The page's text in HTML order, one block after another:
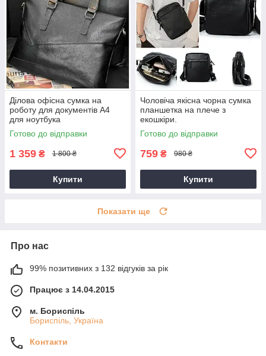
Ділова офісна сумка на
роботу для документів А4
для ноутбука
Готово до відправки
1 359 ₴ 1 800 ₴
Купити
Чоловіча якісна чорна сумка
планшетка на плече з
екошкіри.
Готово до відправки
759 ₴ 980 ₴
Купити
Показати ще
Про нас
99% позитивних з 132 відгуків за рік
Працює з 14.04.2015
м. Бориспіль
Бориспіль, Україна
Контакти